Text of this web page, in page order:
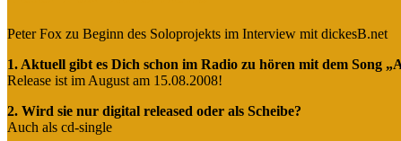
Peter Fox zu Beginn des Soloprojekts im Interview mit dickesB.net
1. Aktuell gibt es Dich schon im Radio zu hören mit dem Song
Release ist im August am 15.08.2008!
2. Wird sie nur digital released oder als Scheibe?
Auch als cd-single